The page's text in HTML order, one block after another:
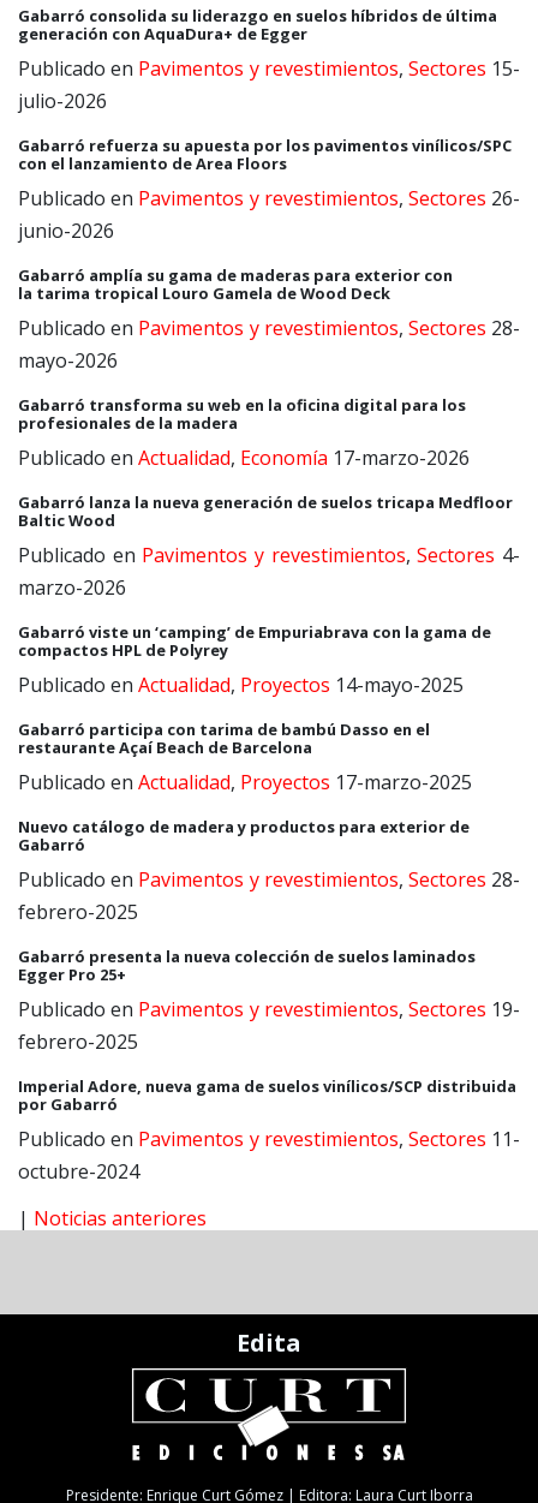
Gabarró consolida su liderazgo en suelos híbridos de última
generación con AquaDura+ de Egger
Publicado en Pavimentos y revestimientos, Sectores 15-
julio-2026
Gabarró refuerza su apuesta por los pavimentos vinílicos/SPC
con el lanzamiento de Area Floors
Publicado en Pavimentos y revestimientos, Sectores 26-
junio-2026
Gabarró amplía su gama de maderas para exterior con
la tarima tropical Louro Gamela de Wood Deck
Publicado en Pavimentos y revestimientos, Sectores 28-
mayo-2026
Gabarró transforma su web en la oficina digital para los
profesionales de la madera
Publicado en Actualidad, Economía 17-marzo-2026
Gabarró lanza la nueva generación de suelos tricapa Medfloor
Baltic Wood
Publicado en Pavimentos y revestimientos,Sectores 4-
marzo-2026
Gabarró viste un ‘camping’ de Empuriabrava con la gama de
compactos HPL de Polyrey
Publicado en Actualidad, Proyectos 14-mayo-2025
Gabarró participa con tarima de bambú Dasso en el
restaurante Açaí Beach de Barcelona
Publicado en Actualidad, Proyectos 17-marzo-2025
Nuevo catálogo de madera y productos para exterior de
Gabarró
Publicado en Pavimentos y revestimientos, Sectores 28-
febrero-2025
Gabarró presenta la nueva colección de suelos laminados
Egger Pro 25+
Publicado en Pavimentos y revestimientos, Sectores 19-
febrero-2025
Imperial Adore, nueva gama de suelos vinílicos/SCP distribuida
por Gabarró
Publicado en Pavimentos y revestimientos, Sectores 11-
octubre-2024
| Noticias anteriores
Edita
Presidente: Enrique Curt Gómez | Editora: Laura Curt Iborra